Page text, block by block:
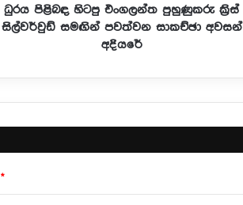
ධුරය පිළිබඳ හිටපු එංගලන්ත පුහුණුකරු ක්‍රිස්
සිල්වර්වුඩ් සමඟින් පවත්වන සාකච්ඡා අවසන්
අදියරේ
*